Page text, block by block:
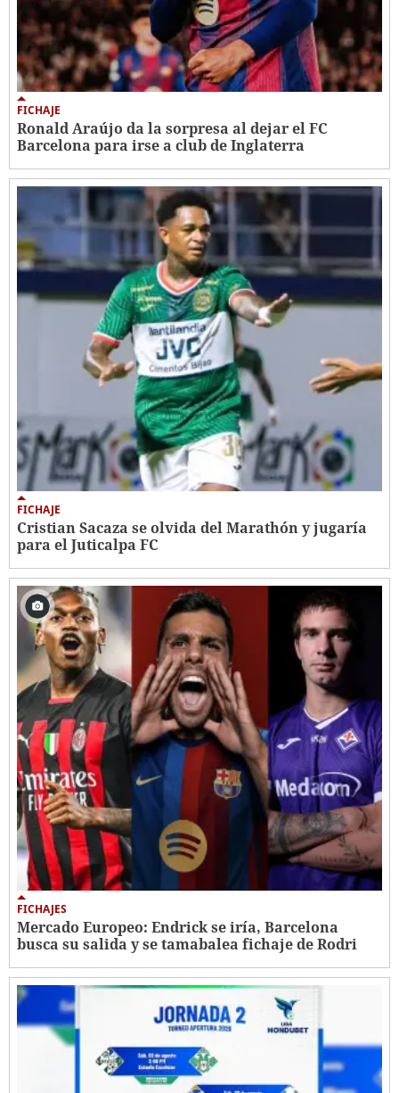
FICHAJE
Ronald Araújo da la sorpresa al dejar el FC
Barcelona para irse a club de Inglaterra
FICHAJE
Cristian Sacaza se olvida del Marathón y jugaría
para el Juticalpa FC
FICHAJES
Mercado Europeo: Endrick se iría, Barcelona
busca su salida y se tamabalea fichaje de Rodri